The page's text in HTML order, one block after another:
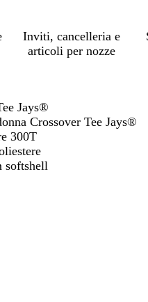
Inviti, cancelleria e
articoli per nozze
Jays®
Crossover Tee Jays®
300T
softshell